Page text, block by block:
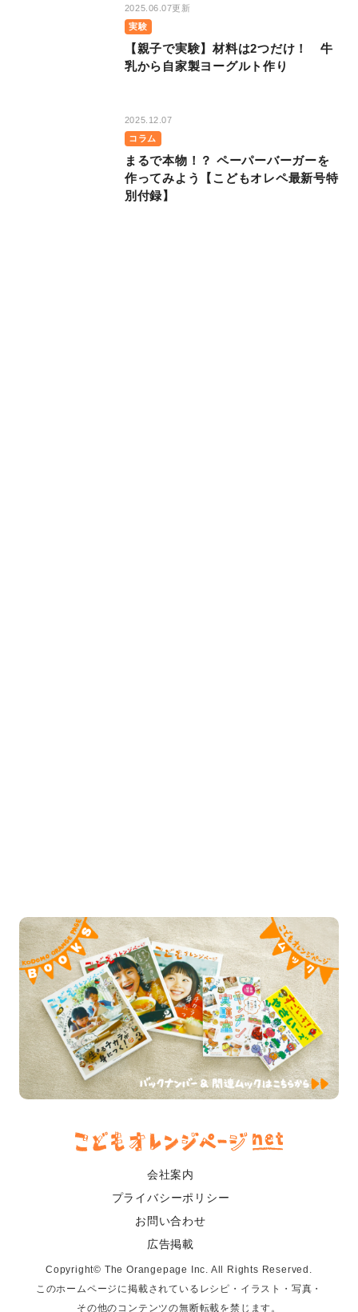
2025.06.07更新
実験
【親子で実験】材料は2つだけ！ 牛
乳から自家製ヨーグルト作り
2025.12.07
コラム
まるで本物！？ ペーパーバーガーを
作ってみよう【こどもオレペ最新号特
別付録】
会社案内
プライバシーポリシー
お問い合わせ
広告掲載
Copyright© The Orangepage Inc. All Rights Reserved.
このホームページに掲載されているレシピ・イラスト・写真・
その他のコンテンツの無断転載を禁じます。